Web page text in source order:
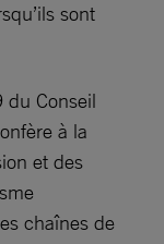
sont
du Conseil
à la
et des
chaînes de